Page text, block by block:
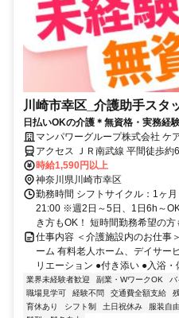
川崎市幸区_介護助手スタ
日払いOKの介護＊無資格・実務経
要！WEB・電話登録OK】
マンパワーグループ株式会社 ケ
アクセス ＪＲ南武線 平間徒歩
イン 新川崎徒歩約11分、ＪＲ南
ク通勤OK（派遣先による）
時給1,590円以上
神奈川県川崎市幸区
勤務時間 シフトサイクル：1ヶ
21:00 ※週2日～5日、1日6h～
き方もOK！ 短時間勤務希望の
仕事内容 ＜介護施設内のお仕事
ーム 有料老人ホーム、デイサー
リエーション ●付き添い ●入浴
業界未経験者歓迎 副業・WワークOK バ
職場見学可
経験不問 交通費全額支給
育休あり
シフト制 土日祝休み 服装自由